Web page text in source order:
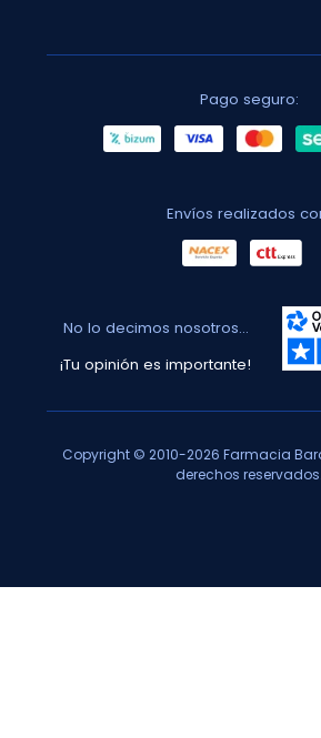
Pago seguro:
Envíos realizados
No lo decimos nosotros...
¡Tu opinión es importante!
Copyright © 2010-2026 Farmacia
derechos reservados.